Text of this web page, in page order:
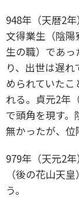
948年（天暦2
文得業生（陰
生の職）であ
り、出世は遅
められていた
れる。貞元2年
で頭角を現す
無かったが、位
979年（天元2
（後の花山天
う。